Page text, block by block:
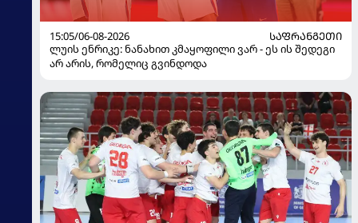
15:05/06-08-2026
ᲡᲐᲤᲠᲐᲜᲒᲔᲗᲘ
ლუის ენრიკე: ნანახით კმაყოფილი ვარ - ეს ის შედეგი
არ არის, რომელიც გვინდოდა